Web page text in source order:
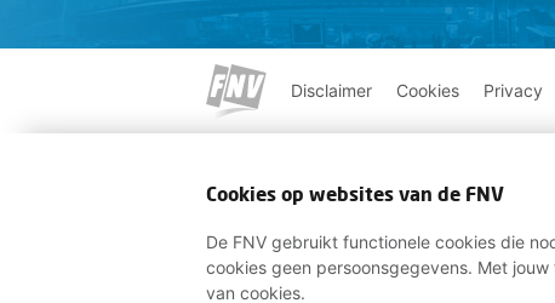
Disclaimer Cookies Privacy
Cookies op websites van de FNV
De FNV gebruikt functionele cookies die
cookies geen persoonsgegevens. Met
van cookies.